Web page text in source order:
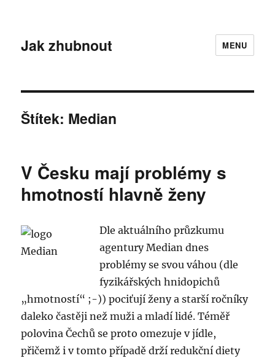
Jak zhubnout MENU
Štítek: Median
V Česku mají problémy s
hmotností hlavně ženy
Dle aktuálního průzkumu
agentury Median dnes
problémy se svou váhou (dle
fyzikářských hnidopichů
„hmotností“ ;-)) pociťují ženy a starší ročníky
daleko častěji než muži a mladí lidé. Téměř
polovina Čechů se proto omezuje v jídle,
přičemž i v tomto případě drží redukční diety